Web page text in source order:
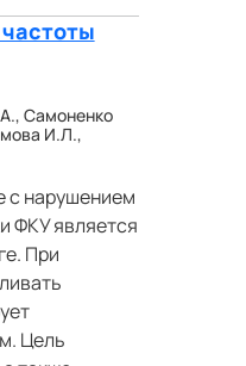
Самоненко
И.Л.,
с нарушением
ФКУ является
При
Цель